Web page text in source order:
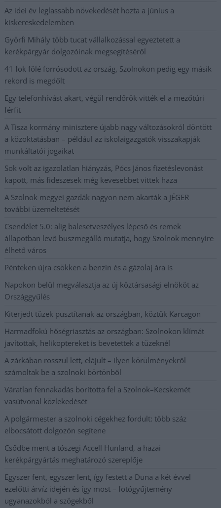
Az idei év leglassabb növekedését hozta a június a
kiskereskedelemben
Györfi Mihály több tucat vállalkozással egyeztetett a
kerékpárgyár dolgozóinak megsegítéséről
41 fok fölé forrósodott az ország, Szolnokon pedig egy másik
rekord is megdőlt
Egy telefonhívást akart, végül rendőrök vitték el a mezőtúri
férfit
A Tisza kormány minisztere újabb nagy változásokról döntött
a közoktatásban – például az iskolaigazgatók visszakapják
munkáltatói jogaikat
Sok volt az igazolatlan hiányzás, Pócs János fizetéslevonást
kapott, más fideszesek még kevesebbet vittek haza
A Szolnok megyei gazdák nagyon nem akarták a JÉGER
további üzemeltetését
Csendélet 5.0: alig balesetveszélyes lépcső és remek
állapotban levő buszmegálló mutatja, hogy Szolnok mennyire
élhető város
Pénteken újra csökken a benzin és a gázolaj ára is
Napokon belül megválasztja az új köztársasági elnököt az
Országgyűlés
Kiterjedt tüzek pusztítanak az országban, köztük Karcagon
Harmadfokú hőségriasztás az országban: Szolnokon klímát
javítottak, helikoptereket is bevetettek a tüzeknél
A zárkában rosszul lett, elájult – ilyen körülményekről
számoltak be a szolnoki börtönből
Váratlan fennakadás borította fel a Szolnok–Kecskemét
vasútvonal közlekedését
A polgármester a szolnoki cégekhez fordult: több száz
elbocsátott dolgozón segítene
Csődbe ment a tószegi Accell Hunland, a hazai
kerékpárgyártás meghatározó szereplője
Egyszer fent, egyszer lent, így festett a Duna a két évvel
ezelőtti árvíz idején és így most – fotógyűjtemény
ugyanazokból a szögekből